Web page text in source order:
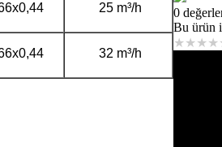
25 m³/h
32 m³/h
0
Bu ürün
★★★★